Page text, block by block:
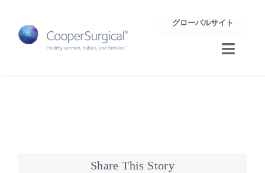
content
グローバルサイト
Toggle
企業情報
Share This Story